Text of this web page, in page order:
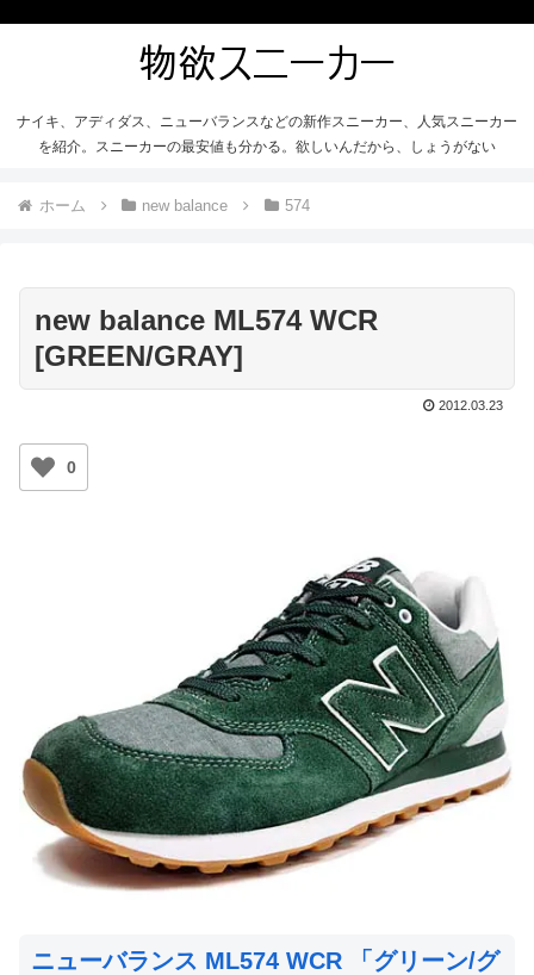
ナイキ、アディダス、ニューバランスなどの新作スニーカー、人気スニーカー
を紹介。スニーカーの最安値も分かる。欲しいんだから、しょうがない
ホーム new balance 574
new balance ML574 WCR
[GREEN/GRAY]
2012.03.23
0
ニューバランス ML574 WCR 「グリーン/グ